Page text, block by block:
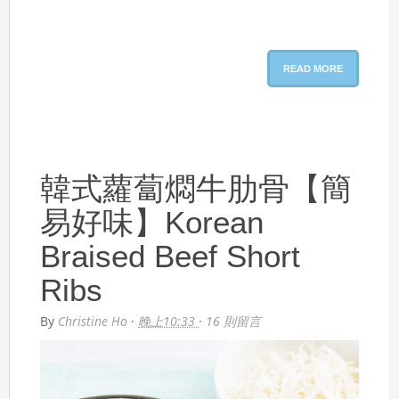
READ MORE
韓式蘿蔔燜牛肋骨【簡
易好味】Korean
Braised Beef Short
Ribs
By Christine Ho · 晚上10:33 · 16 則留言